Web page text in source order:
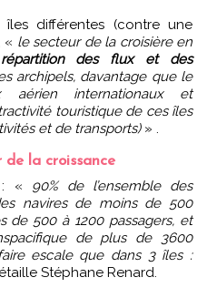
différentes (contre une
« le secteur de la croisière en
répartition des flux et des
archipels, davantage que le
aérien internationaux et
touristique de ces îles
et de transports)» .
de la croissance
: « 90% de l’ensemble des
navires de moins de 500
de 500 à 1200 passagers, et
de plus de 3600
escale que dans 3 îles :
Stéphane Renard.